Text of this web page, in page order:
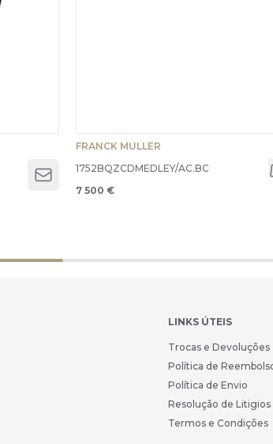
Open menu
FRANCK MULLER
1752BQZCDMEDLEY/AC.BC
7 500 €
LINKS ÚTEIS
Trocas e Devoluções
Política de
Política de Envio
Resolução de Litigios
Termos e Condições